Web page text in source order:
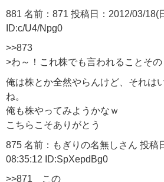
881 名前：871 投稿日：2012/03/18(
ID:c/U4/Npg0
>>873
>わ～！これ株でも言われることその
俺は株とか全然やらんけど、それは
ね。
俺も株やってみようかなｗ
こちらこそありがとう
875 名前：もぎりの名無しさん 投稿
08:35:12 ID:SpXepdBg0
>>871 この